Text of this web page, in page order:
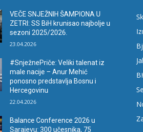
VEČE SNJEŽNIH ŠAMPIONA U
ZETRI: SS BiH krunisao najbolje u
sezoni 2025/2026.
23.04.2026
#SnježnePriče: Veliki talenat iz
male nacije – Anur Mehić
ponosno predstavlja Bosnu i
Hercegovinu
22.04.2026
Balance Conference 2026 u
Sarajevu: 300 učesnika, 75